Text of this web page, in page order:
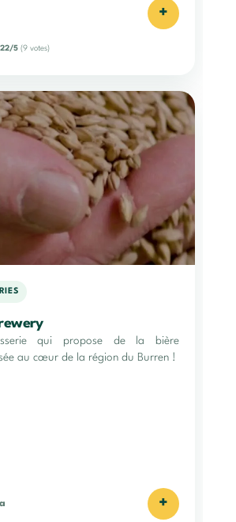
+
5 (9 votes)
qui propose de la bière
au cœur de la région du Burren !
+